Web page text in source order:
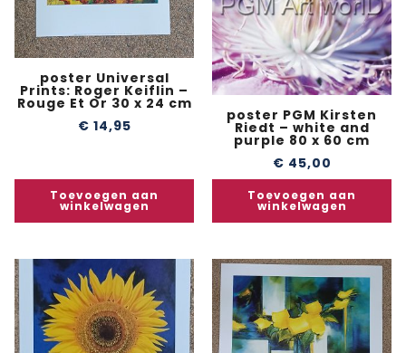
poster Universal
Prints: Roger Keiflin –
Rouge Et Or 30 x 24 cm
€ 14,95
Toevoegen aan
winkelwagen
poster PGM Kirsten
Riedt – white and
purple 80 x 60 cm
€ 45,00
Toevoegen aan
winkelwagen